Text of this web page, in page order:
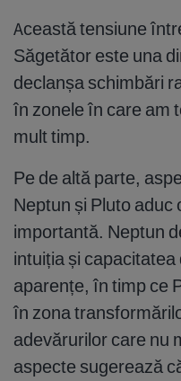
Această tensiune
Săgetător este una
declanșa schimbări
în zonele în care am
mult timp.
Pe de altă parte,
Neptun și Pluto
importantă. Neptun
intuiția și capacitatea
aparențe, în timp ce
în zona
adevărurilor care nu
aspecte sugerează